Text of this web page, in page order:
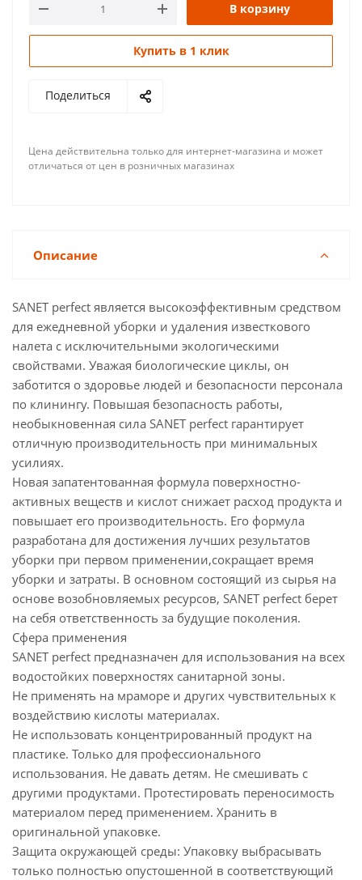
В корзину
Купить в 1 клик
Поделиться
Цена действительна только для интернет-магазина и может
отличаться от цен в розничных магазинах
Описание
SANET perfect является высокоэффективным средством
для ежедневной уборки и удаления известкового
налета с исключительными экологическими
свойствами. Уважая биологические циклы, он
заботится о здоровье людей и безопасности персонала
по клинингу. Повышая безопасность работы,
необыкновенная сила SANET perfect гарантирует
отличную производительность при минимальных
усилиях.
Новая запатентованная формула поверхностно-
активных веществ и кислот снижает расход продукта и
повышает его производительность. Его формула
разработана для достижения лучших результатов
уборки при первом применении,сокращает время
уборки и затраты. В основном состоящий из сырья на
основе возобновляемых ресурсов, SANET perfect берет
на себя ответственность за будущие поколения.
Сфера применения
SANET perfect предназначен для использования на всех
водостойких поверхностях санитарной зоны.
Не применять на мраморе и других чувствительных к
воздействию кислоты материалах.
Не использовать концентрированный продукт на
пластике. Только для профессионального
использования. Не давать детям. Не смешивать с
другими продуктами. Протестировать переносимость
материалом перед применением. Хранить в
оригинальной упаковке.
Защита окружающей среды: Упаковку выбрасывать
только полностью опустошенной в соответствующий